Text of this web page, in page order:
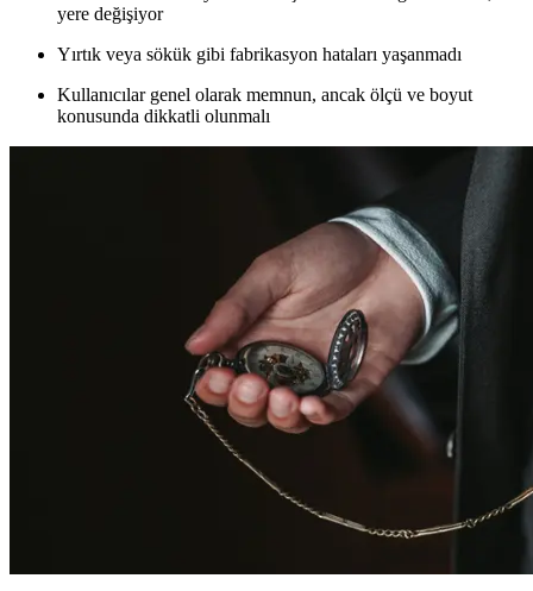
yere değişiyor
Yırtık veya sökük gibi fabrikasyon hataları yaşanmadı
Kullanıcılar genel olarak memnun, ancak ölçü ve boyut
konusunda dikkatli olunmalı